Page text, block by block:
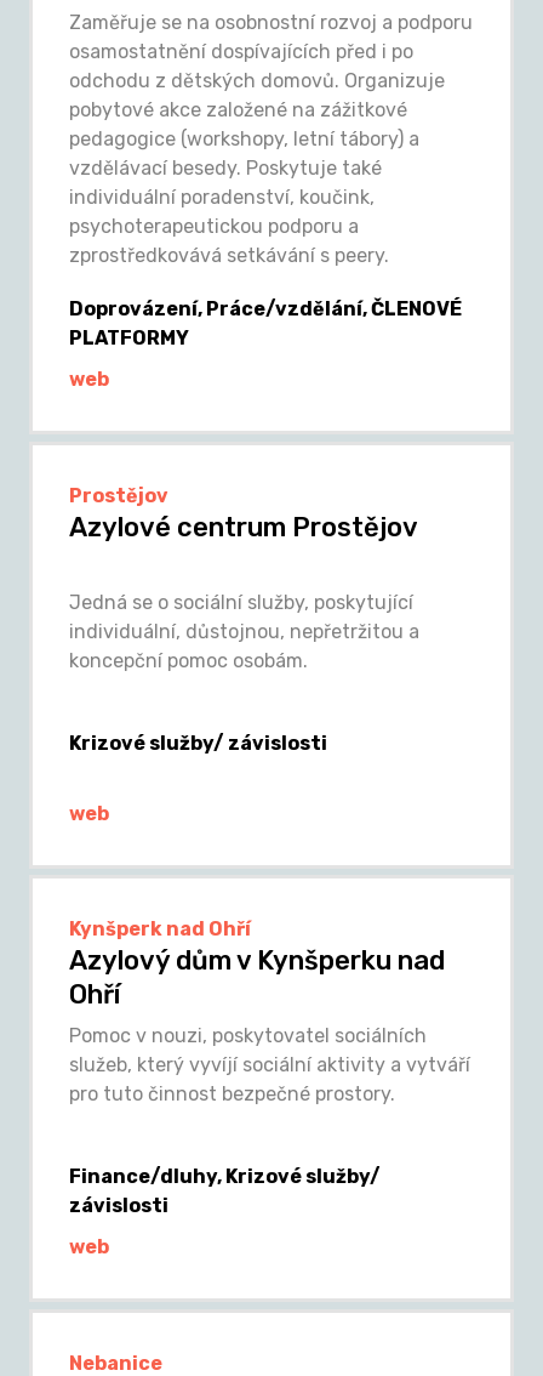
Zaměřuje se na osobnostní rozvoj a podporu
osamostatnění dospívajících před i po
odchodu z dětských domovů. Organizuje
pobytové akce založené na zážitkové
pedagogice (workshopy, letní tábory) a
vzdělávací besedy. Poskytuje také
individuální poradenství, koučink,
psychoterapeutickou podporu a
zprostředkovává setkávání s peery.
Doprovázení, Práce/vzdělání, ČLENOVÉ
PLATFORMY
web
Prostějov
Azylové centrum Prostějov
Jedná se o sociální služby, poskytující
individuální, důstojnou, nepřetržitou a
koncepční pomoc osobám.
Krizové služby/ závislosti
web
Kynšperk nad Ohří
Azylový dům v Kynšperku nad
Ohří
Pomoc v nouzi, poskytovatel sociálních
služeb, který vyvíjí sociální aktivity a vytváří
pro tuto činnost bezpečné prostory.
Finance/dluhy, Krizové služby/
závislosti
web
Nebanice